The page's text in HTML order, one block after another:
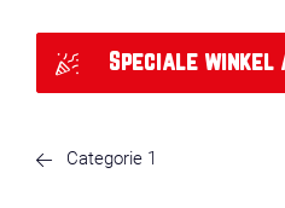
Speciale winkel
Categorie 1